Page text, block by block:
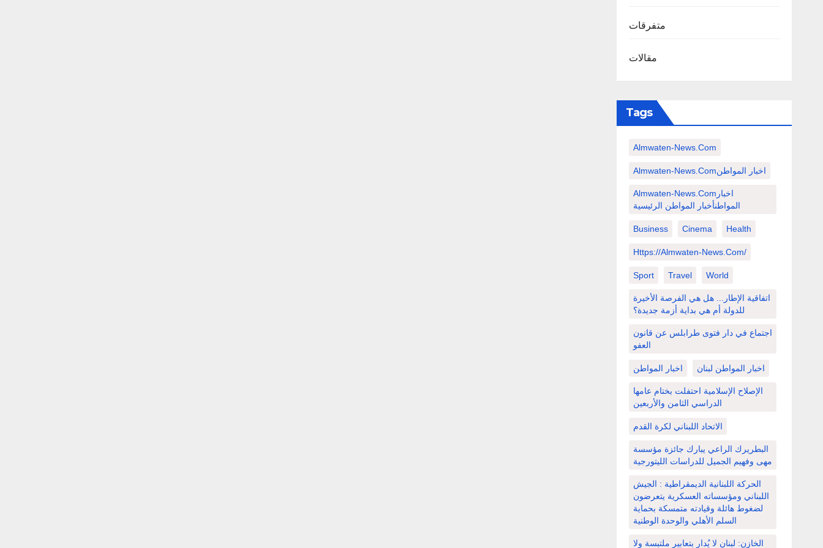
متفرقات
مقالات
Tags
Almwaten-News.com
Almwaten-News.comاخبار المواطن
Almwaten-News.comاخبار
المواطنأخبار المواطن الرئيسية
Business Cinema Health
Https://almwaten-News.com/
Sport Travel World
اتفاقية الإطار... هل هي الفرصة الأخيرة
للدولة أم هي بداية أزمة جديدة؟
اجتماع في دار فتوى طرابلس عن قانون
العفو
اخبار المواطن اخبار المواطن لبنان
الإصلاح الإسلامية احتفلت بختام عامها
الدراسي الثامن والأربعين
الاتحاد اللبناني لكرة القدم
البطريرك الراعي يبارك جائزة مؤسسة
مهى وفهيم الجميل للدراسات الليتورجية
الحركة اللبنانية الديمقراطية : الجيش
اللبناني ومؤسساته العسكرية يتعرضون
لضغوط هائلة وقيادته متمسكة بحماية
السلم الأهلي والوحدة الوطنية
الخازن: لبنان لا يُدار بتعابير ملتبسة ولا